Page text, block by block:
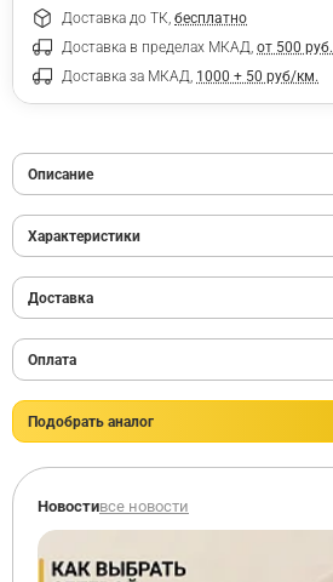
Доставка до ТК, бесплатно
Доставка в пределах МКАД, от 500 руб.
Доставка за МКАД, 1000 + 50 руб/км.
Описание
Характеристики
Доставка
Оплата
Подобрать аналог
Новостивсе новости